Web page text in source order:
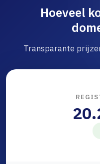
Hoeveel
Transparante